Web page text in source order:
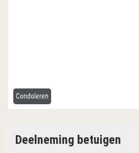
Condoleren
Deelneming betuigen